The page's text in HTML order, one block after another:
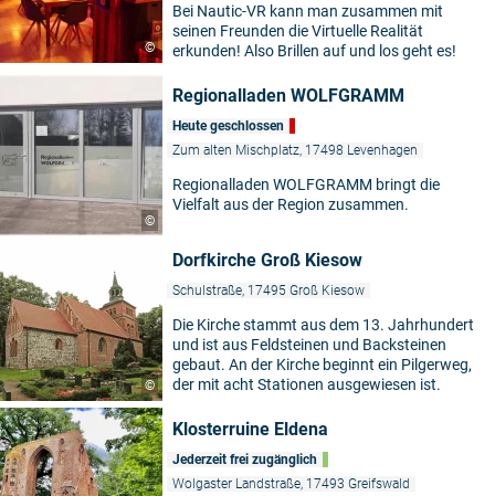
©
Bei Nautic-VR kann man zusammen mit
seinen Freunden die Virtuelle Realität
erkunden! Also Brillen auf und los geht es!
©
Regionalladen WOLFGRAMM
Heute geschlossen
Zum alten Mischplatz, 17498 Levenhagen
Regionalladen WOLFGRAMM bringt die
Vielfalt aus der Region zusammen.
©
Dorfkirche Groß Kiesow
Schulstraße, 17495 Groß Kiesow
Die Kirche stammt aus dem 13. Jahrhundert
und ist aus Feldsteinen und Backsteinen
gebaut. An der Kirche beginnt ein Pilgerweg,
der mit acht Stationen ausgewiesen ist.
Klosterruine Eldena
Jederzeit frei zugänglich
Wolgaster Landstraße, 17493 Greifswald